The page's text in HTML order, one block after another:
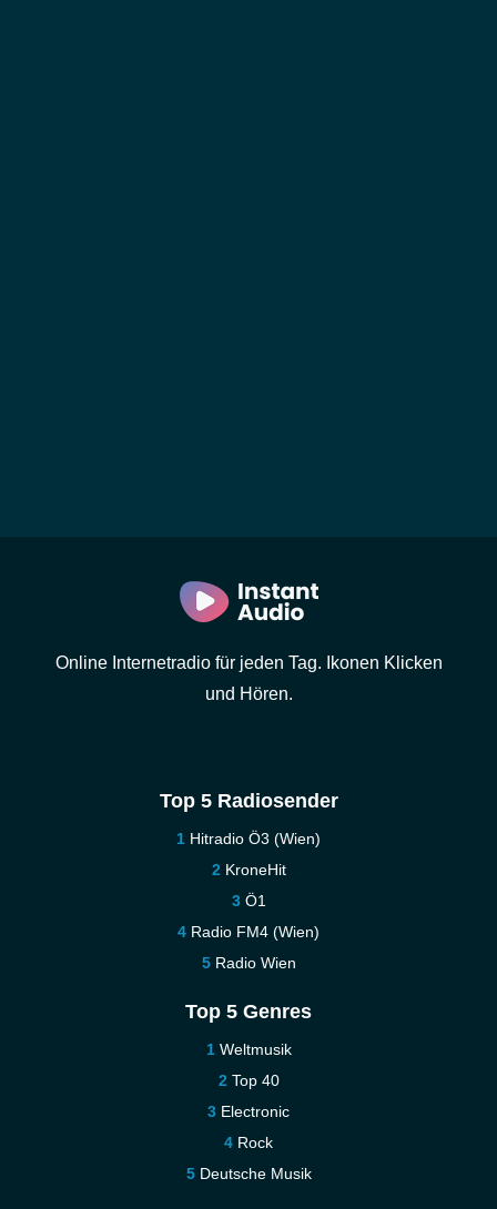
Online Internetradio für jeden Tag. Ikonen Klicken
und Hören.
Top 5 Radiosender
Hitradio Ö3 (Wien)
KroneHit
Ö1
Radio FM4 (Wien)
Radio Wien
Top 5 Genres
Weltmusik
Top 40
Electronic
Rock
Deutsche Musik